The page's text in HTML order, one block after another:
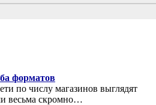
форматов
по числу магазинов выглядят
весьма скромно…